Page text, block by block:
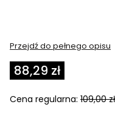
Przejdź do pełnego opisu
88,29 zł
Cena regularna: 109,00 zł